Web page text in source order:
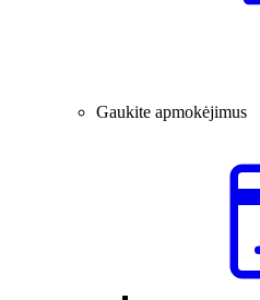
Gaukite apmokėjimus